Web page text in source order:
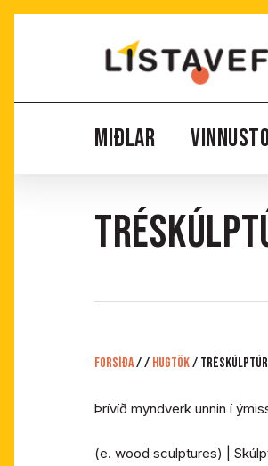
Skip
MIÐLAR
Forsíða// Hugtök/
Þrívíð myndverk unnin í
(e. wood sculptures) |